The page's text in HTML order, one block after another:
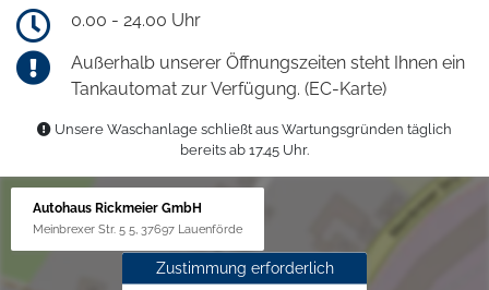
0.00 - 24.00 Uhr
Außerhalb unserer Öffnungszeiten steht Ihnen ein
Tankautomat zur Verfügung. (EC-Karte)
Unsere Waschanlage schließt aus Wartungsgründen täglich
bereits ab 17.45 Uhr.
Autohaus Rickmeier GmbH
Meinbrexer Str. 5 5, 37697 Lauenförde
Zustimmung erforderlich